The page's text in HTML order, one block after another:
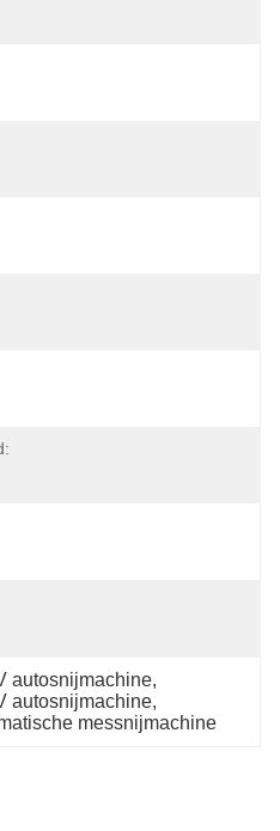
autosnijmachine,
autosnijmachine,
messnijmachine